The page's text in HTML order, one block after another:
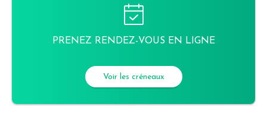
PRENEZ RENDEZ-VOUS EN LIGNE
Voir les créneaux